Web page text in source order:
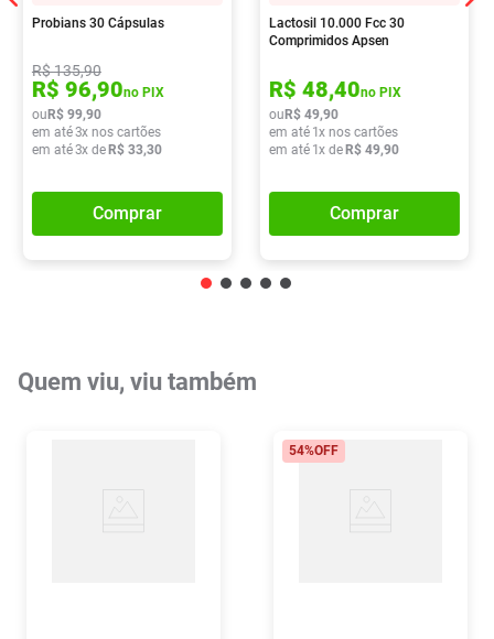
Probians 30 Cápsulas
R$135,90
R$ 96,90no PIX
ou R$ 99,90
em até3x nos cartões
em até3x de R$ 33,30
Comprar
Lactosil 10.000 Fcc 30
Comprimidos Apsen
R$ 48,40no PIX
ou R$ 49,90
em até 1x nos cartões
em até 1x de R$ 49,90
Comprar
Quem viu, viu também
54%OFF